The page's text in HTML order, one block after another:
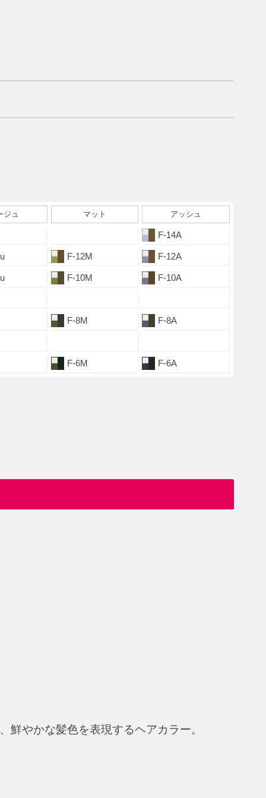
ジュ マット アッシュ
F-14A
F-12M F-12A
F-10M F-10A
F-8M F-8A
F-6M F-6A
鮮やかな髪色を表現するヘアカラー。